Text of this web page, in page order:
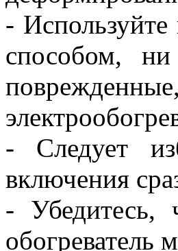
-
способом, ни
- Следует
включения
- Убедитесь,
обогреватель